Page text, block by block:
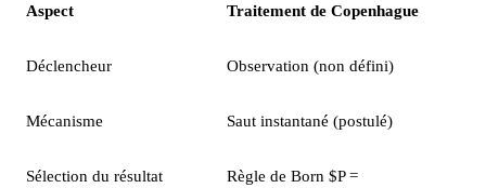
Aspect Traitement de Copenhague
Déclencheur Observation (non défini)
Mécanisme Saut instantané (postulé)
Sélection du résultat Règle de Born $P =